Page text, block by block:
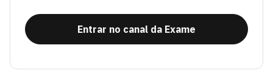
Entrar no canal da Exame